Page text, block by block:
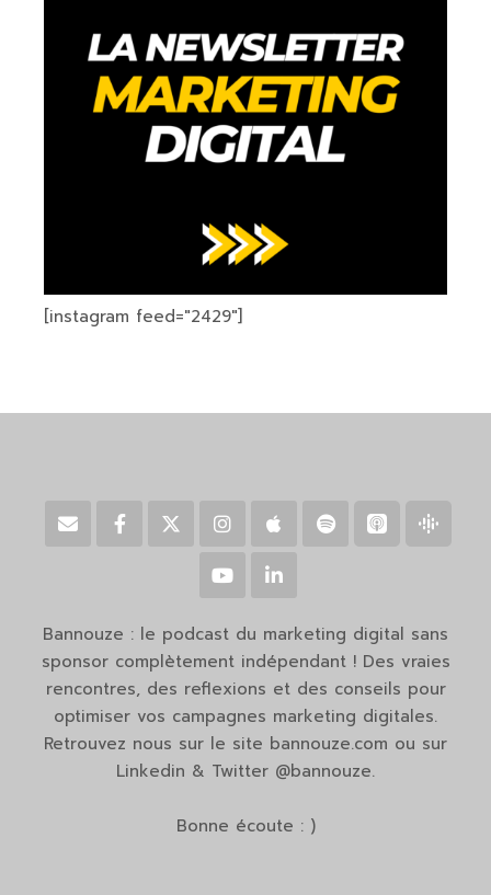
[instagram feed="2429"]
Bannouze : le podcast du marketing digital sans
sponsor complètement indépendant ! Des vraies
rencontres, des reflexions et des conseils pour
optimiser vos campagnes marketing digitales.
Retrouvez nous sur le site bannouze.com ou sur
Linkedin & Twitter @bannouze.
Bonne écoute : )